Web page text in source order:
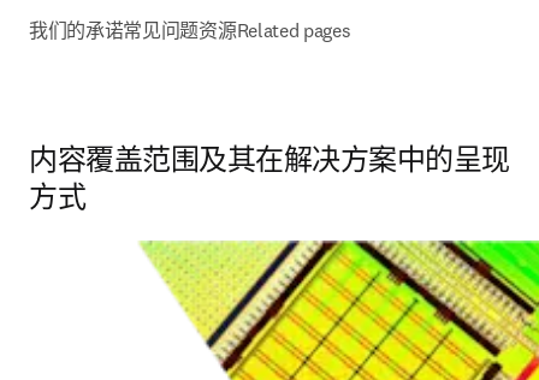
我们的承诺常见问题资源Related pages
内容覆盖范围及其在解决方案中的呈现
方式